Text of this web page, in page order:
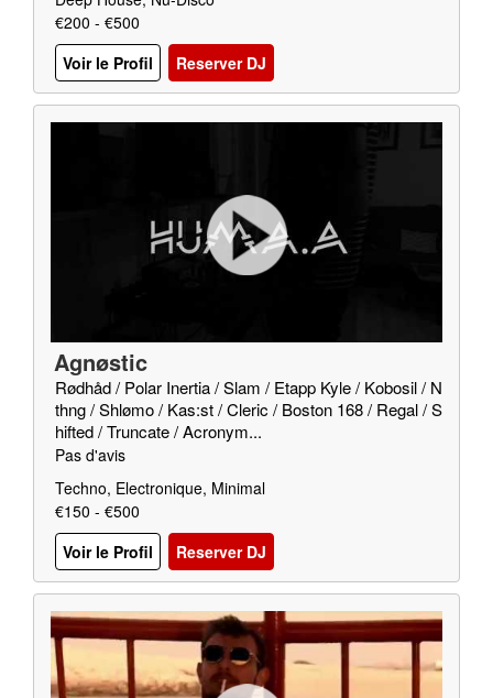
€200 - €500
Voir le Profil
Reserver DJ
Agnøstic
Rødhåd / Polar Inertia / Slam / Etapp Kyle / Kobosil / N
thng / Shlømo / Kas:st / Cleric / Boston 168 / Regal / S
hifted / Truncate / Acronym...
Pas d'avis
Techno, Electronique, Minimal
€150 - €500
Voir le Profil
Reserver DJ